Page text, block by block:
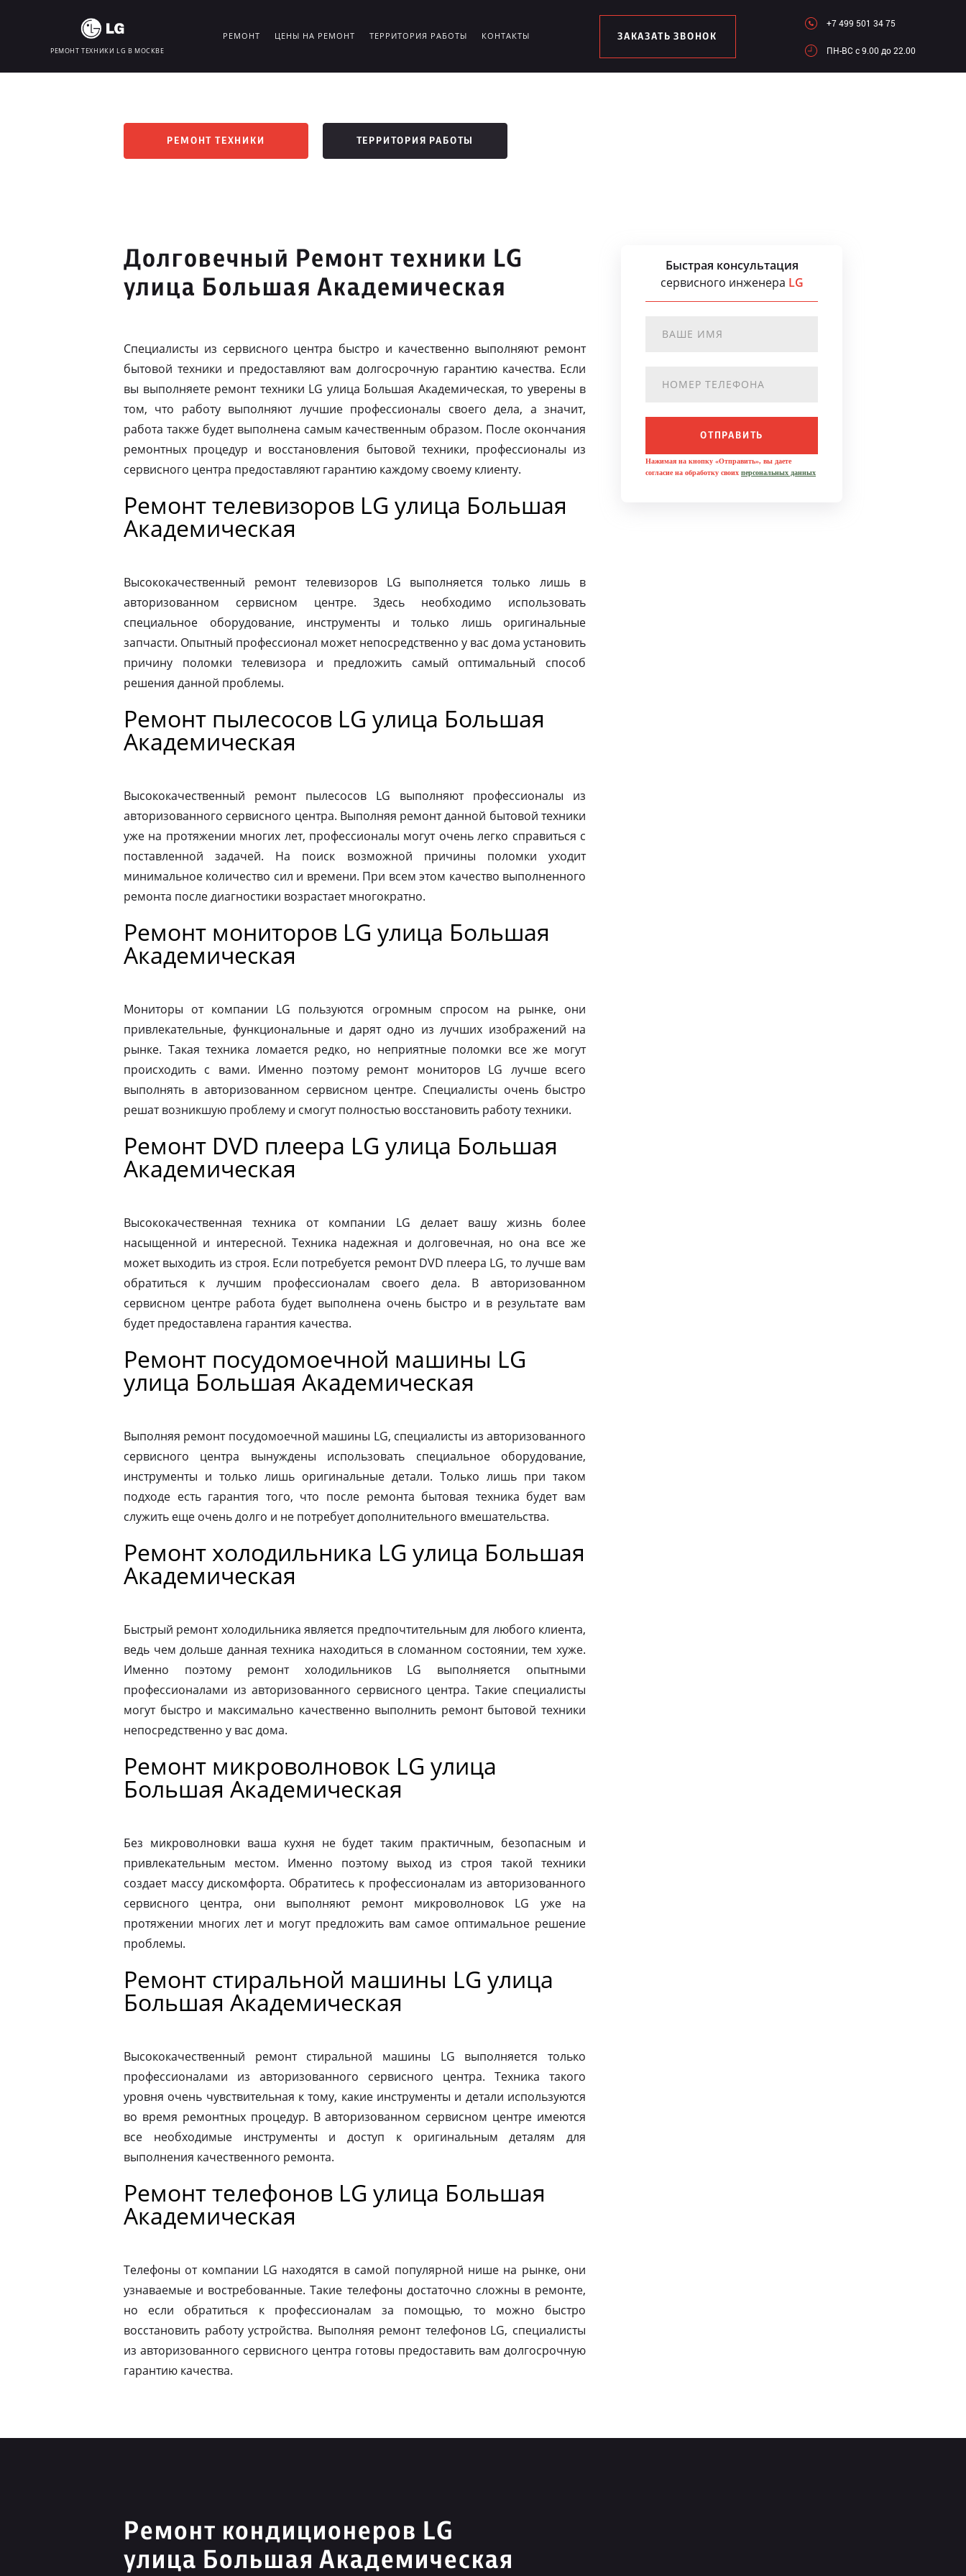
РЕМОНТ ТЕХНИКИ LG В МОСКВЕ
РЕМОНТ ЦЕНЫ НА РЕМОНТ ТЕРРИТОРИЯ РАБОТЫ КОНТАКТЫ ЗАКАЗАТЬ ЗВОНОК
+7 499 501 34 75
ПН-ВC c 9.00 до 22.00
РЕМОНТ ТЕХНИКИ ТЕРРИТОРИЯ РАБОТЫ
Долговечный Ремонт техники LG
улица Большая Академическая
Специалисты из сервисного центра быстро и качественно выполняют ремонт
бытовой техники и предоставляют вам долгосрочную гарантию качества. Если
вы выполняете ремонт техники LG улица Большая Академическая, то уверены в
том, что работу выполняют лучшие профессионалы своего дела, а значит,
работа также будет выполнена самым качественным образом. После окончания
ремонтных процедур и восстановления бытовой техники, профессионалы из
сервисного центра предоставляют гарантию каждому своему клиенту.
Ремонт телевизоров LG улица Большая
Академическая
Высококачественный ремонт телевизоров LG выполняется только лишь в
авторизованном сервисном центре. Здесь необходимо использовать
специальное оборудование, инструменты и только лишь оригинальные
запчасти. Опытный профессионал может непосредственно у вас дома установить
причину поломки телевизора и предложить самый оптимальный способ
решения данной проблемы.
Ремонт пылесосов LG улица Большая
Академическая
Высококачественный ремонт пылесосов LG выполняют профессионалы из
авторизованного сервисного центра. Выполняя ремонт данной бытовой техники
уже на протяжении многих лет, профессионалы могут очень легко справиться с
поставленной задачей. На поиск возможной причины поломки уходит
минимальное количество сил и времени. При всем этом качество выполненного
ремонта после диагностики возрастает многократно.
Ремонт мониторов LG улица Большая
Академическая
Мониторы от компании LG пользуются огромным спросом на рынке, они
привлекательные, функциональные и дарят одно из лучших изображений на
рынке. Такая техника ломается редко, но неприятные поломки все же могут
происходить с вами. Именно поэтому ремонт мониторов LG лучше всего
выполнять в авторизованном сервисном центре. Специалисты очень быстро
решат возникшую проблему и смогут полностью восстановить работу техники.
Ремонт DVD плеера LG улица Большая
Академическая
Высококачественная техника от компании LG делает вашу жизнь более
насыщенной и интересной. Техника надежная и долговечная, но она все же
может выходить из строя. Если потребуется ремонт DVD плеера LG, то лучше вам
обратиться к лучшим профессионалам своего дела. В авторизованном
сервисном центре работа будет выполнена очень быстро и в результате вам
будет предоставлена гарантия качества.
Ремонт посудомоечной машины LG
улица Большая Академическая
Выполняя ремонт посудомоечной машины LG, специалисты из авторизованного
сервисного центра вынуждены использовать специальное оборудование,
инструменты и только лишь оригинальные детали. Только лишь при таком
подходе есть гарантия того, что после ремонта бытовая техника будет вам
служить еще очень долго и не потребует дополнительного вмешательства.
Ремонт холодильника LG улица Большая
Академическая
Быстрый ремонт холодильника является предпочтительным для любого клиента,
ведь чем дольше данная техника находиться в сломанном состоянии, тем хуже.
Именно поэтому ремонт холодильников LG выполняется опытными
профессионалами из авторизованного сервисного центра. Такие специалисты
могут быстро и максимально качественно выполнить ремонт бытовой техники
непосредственно у вас дома.
Ремонт микроволновок LG улица
Большая Академическая
Без микроволновки ваша кухня не будет таким практичным, безопасным и
привлекательным местом. Именно поэтому выход из строя такой техники
создает массу дискомфорта. Обратитесь к профессионалам из авторизованного
сервисного центра, они выполняют ремонт микроволновок LG уже на
протяжении многих лет и могут предложить вам самое оптимальное решение
проблемы.
Ремонт стиральной машины LG улица
Большая Академическая
Высококачественный ремонт стиральной машины LG выполняется только
профессионалами из авторизованного сервисного центра. Техника такого
уровня очень чувствительная к тому, какие инструменты и детали используются
во время ремонтных процедур. В авторизованном сервисном центре имеются
все необходимые инструменты и доступ к оригинальным деталям для
выполнения качественного ремонта.
Ремонт телефонов LG улица Большая
Академическая
Телефоны от компании LG находятся в самой популярной нише на рынке, они
узнаваемые и востребованные. Такие телефоны достаточно сложны в ремонте,
но если обратиться к профессионалам за помощью, то можно быстро
восстановить работу устройства. Выполняя ремонт телефонов LG, специалисты
из авторизованного сервисного центра готовы предоставить вам долгосрочную
гарантию качества.
Быстрая консультация
сервисного инженера LG
ОТПРАВИТЬ
Нажимая на кнопку «Отправить», вы даете
согласие на обработку своих персональных данных
Ремонт кондиционеров LG
улица Большая Академическая